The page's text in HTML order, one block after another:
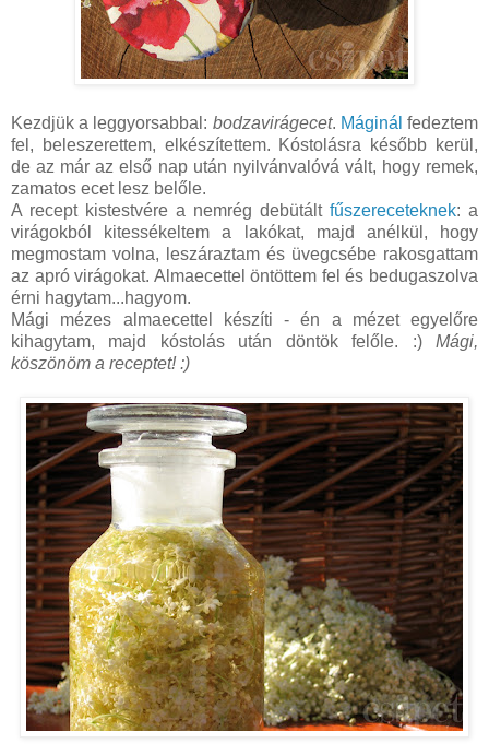
Kezdjük a leggyorsabbal: bodzavirágecet. Máginál fedeztem
fel, beleszerettem, elkészítettem. Kóstolásra később kerül,
de az már az első nap után nyilvánvalóvá vált, hogy remek,
zamatos ecet lesz belőle.
A recept kistestvére a nemrég debütált fűszereceteknek: a
virágokból kitessékeltem a lakókat, majd anélkül, hogy
megmostam volna, leszáraztam és üvegcsébe rakosgattam
az apró virágokat. Almaecettel öntöttem fel és bedugaszolva
érni hagytam...hagyom.
Mági mézes almaecettel készíti - én a mézet egyelőre
kihagytam, majd kóstolás után döntök felőle. :) Mági,
köszönöm a receptet! :)